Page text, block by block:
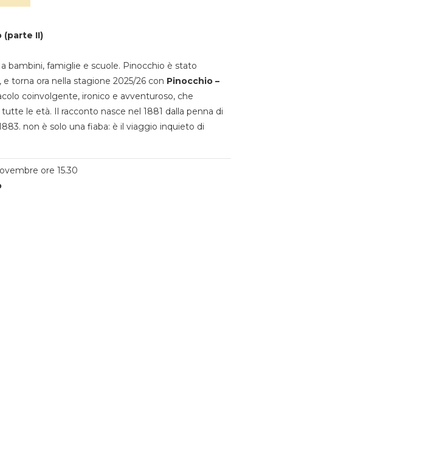
(parte II)
bambini, famiglie e scuole. Pinocchio è stato
torna ora nella stagione 2025/26 con Pinocchio –
coinvolgente, ironico e avventuroso, che
le età. Il racconto nasce nel 1881 dalla penna di
non è solo una fiaba: è il viaggio inquieto di
ore 15.30